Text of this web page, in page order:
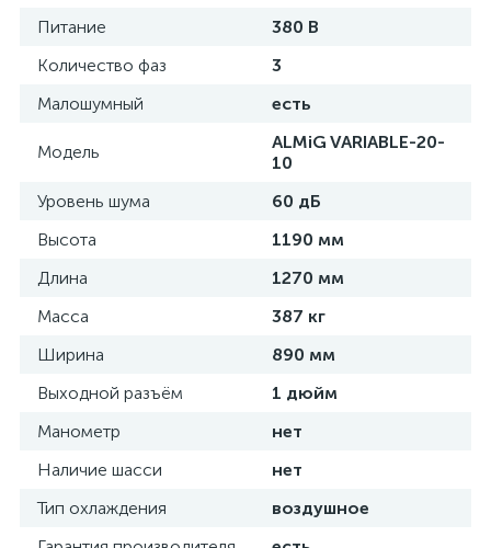
Питание
380 В
Количество фаз
3
Малошумный
есть
Модель
ALMiG VARIABLE-20-
10
Уровень шума
60 дБ
Высота
1190 мм
Длина
1270 мм
Масса
387 кг
Ширина
890 мм
Выходной разъём
1 дюйм
Манометр
нет
Наличие шасси
нет
Тип охлаждения
воздушное